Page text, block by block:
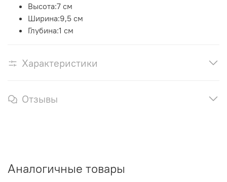
Высота:7 см
Ширина:9,5 см
Глубина:1 см
Характеристики
Отзывы
Аналогичные товары